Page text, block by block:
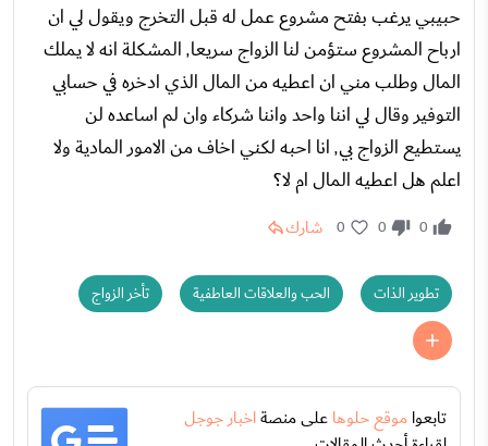
حبيبي يرغب بفتح مشروع عمل له قبل التخرج ويقول لي ان
ارباح المشروع ستؤمن لنا الزواج سريعا٬ المشكلة انه لا يملك
المال وطلب مني ان اعطيه من المال الذي ادخره في حسابي
التوفير وقال لي اننا واحد واننا شركاء وان لم اساعده لن
يستطيع الزواج بي٬ انا احبه لكني اخاف من الامور المادية ولا
اعلم هل اعطيه المال ام لا؟
0
0
0 شارك
تطوير الذات الحب والعلاقات العاطفية تأخر الزواج
تابعواموقع حلوهاعلى منصةاخبار جوجل